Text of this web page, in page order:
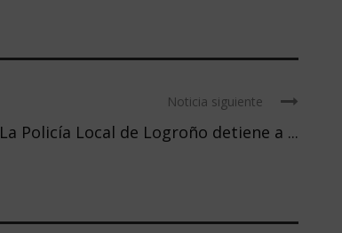
Noticia siguiente
La Policía Local de Logroño detiene a ...